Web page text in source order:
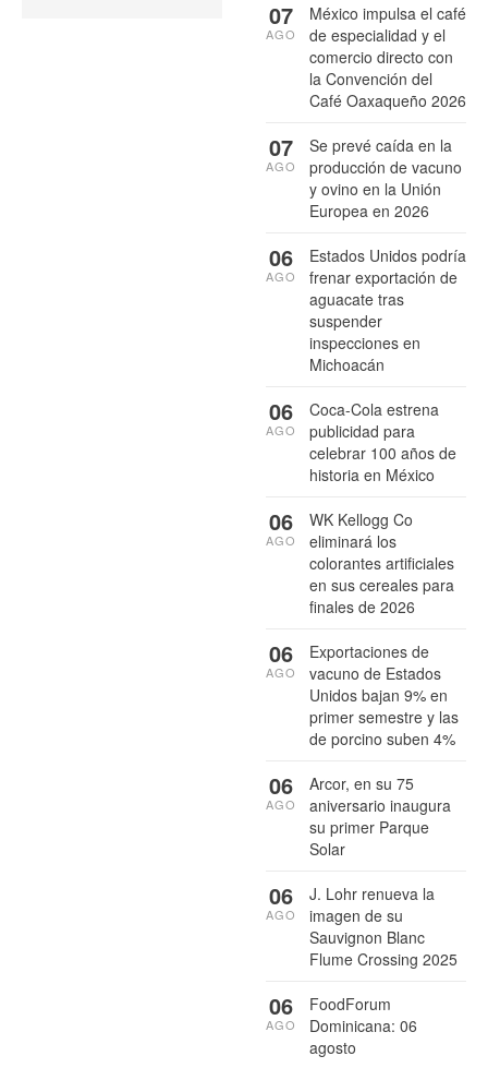
México impulsa el café
de especialidad y el
comercio directo con
la Convención del
Café Oaxaqueño 2026
07
AGO
Se prevé caída en la
producción de vacuno
y ovino en la Unión
Europea en 2026
07
AGO
Estados Unidos podría
frenar exportación de
aguacate tras
suspender
inspecciones en
Michoacán
06
AGO
Coca-Cola estrena
publicidad para
celebrar 100 años de
historia en México
06
AGO
WK Kellogg Co
eliminará los
colorantes artificiales
en sus cereales para
finales de 2026
06
AGO
Exportaciones de
vacuno de Estados
Unidos bajan 9% en
primer semestre y las
de porcino suben 4%
06
AGO
Arcor, en su 75
aniversario inaugura
su primer Parque
Solar
06
AGO
J. Lohr renueva la
imagen de su
Sauvignon Blanc
Flume Crossing 2025
06
AGO
FoodForum
Dominicana: 06
agosto
06
AGO